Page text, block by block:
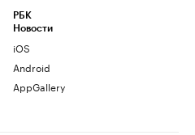
РБК
Новости
iOS
Android
AppGallery